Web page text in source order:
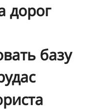
дорог
базу